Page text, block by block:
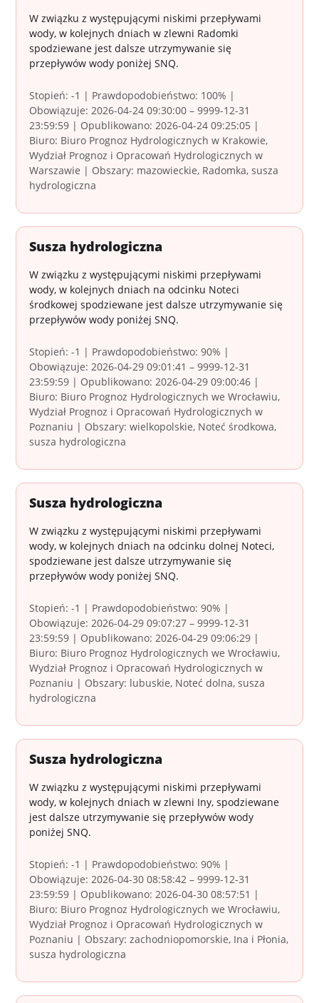
W związku z występującymi niskimi przepływami
wody, w kolejnych dniach w zlewni Radomki
spodziewane jest dalsze utrzymywanie się
przepływów wody poniżej SNQ.
Stopień: -1 | Prawdopodobieństwo: 100% |
Obowiązuje: 2026-04-24 09:30:00 – 9999-12-31
23:59:59 | Opublikowano: 2026-04-24 09:25:05 |
Biuro: Biuro Prognoz Hydrologicznych w Krakowie,
Wydział Prognoz i Opracowań Hydrologicznych w
Warszawie | Obszary: mazowieckie, Radomka, susza
hydrologiczna
Susza hydrologiczna
W związku z występującymi niskimi przepływami
wody, w kolejnych dniach na odcinku Noteci
środkowej spodziewane jest dalsze utrzymywanie się
przepływów wody poniżej SNQ.
Stopień: -1 | Prawdopodobieństwo: 90% |
Obowiązuje: 2026-04-29 09:01:41 – 9999-12-31
23:59:59 | Opublikowano: 2026-04-29 09:00:46 |
Biuro: Biuro Prognoz Hydrologicznych we Wrocławiu,
Wydział Prognoz i Opracowań Hydrologicznych w
Poznaniu | Obszary: wielkopolskie, Noteć środkowa,
susza hydrologiczna
Susza hydrologiczna
W związku z występującymi niskimi przepływami
wody, w kolejnych dniach na odcinku dolnej Noteci,
spodziewane jest dalsze utrzymywanie się
przepływów wody poniżej SNQ.
Stopień: -1 | Prawdopodobieństwo: 90% |
Obowiązuje: 2026-04-29 09:07:27 – 9999-12-31
23:59:59 | Opublikowano: 2026-04-29 09:06:29 |
Biuro: Biuro Prognoz Hydrologicznych we Wrocławiu,
Wydział Prognoz i Opracowań Hydrologicznych w
Poznaniu | Obszary: lubuskie, Noteć dolna, susza
hydrologiczna
Susza hydrologiczna
W związku z występującymi niskimi przepływami
wody, w kolejnych dniach w zlewni Iny, spodziewane
jest dalsze utrzymywanie się przepływów wody
poniżej SNQ.
Stopień: -1 | Prawdopodobieństwo: 90% |
Obowiązuje: 2026-04-30 08:58:42 – 9999-12-31
23:59:59 | Opublikowano: 2026-04-30 08:57:51 |
Biuro: Biuro Prognoz Hydrologicznych we Wrocławiu,
Wydział Prognoz i Opracowań Hydrologicznych w
Poznaniu | Obszary: zachodniopomorskie, Ina i Płonia,
susza hydrologiczna